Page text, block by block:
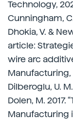
Technology,
Cunningham, C.
Dhokia, V. &
article:
wire arc
Manufacturing,
Dilberoglu, U.
Dolen, M. 2017.
Manufacturing